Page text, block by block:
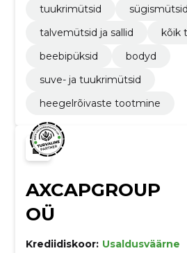
tuukrimütsid
talvemütsid ja sallid
kõik
beebipüksid
bodyd
suve- ja tuukrimütsid
heegelrõivaste tootmine
AXCAPGROUP
OÜ
Krediidiskoor: Usaldusväärne